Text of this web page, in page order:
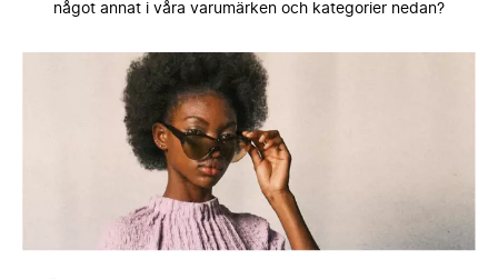
något annat i våra varumärken och kategorier nedan?